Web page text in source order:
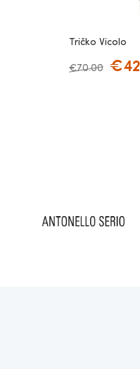
Tričko Vicolo
€70.00 €